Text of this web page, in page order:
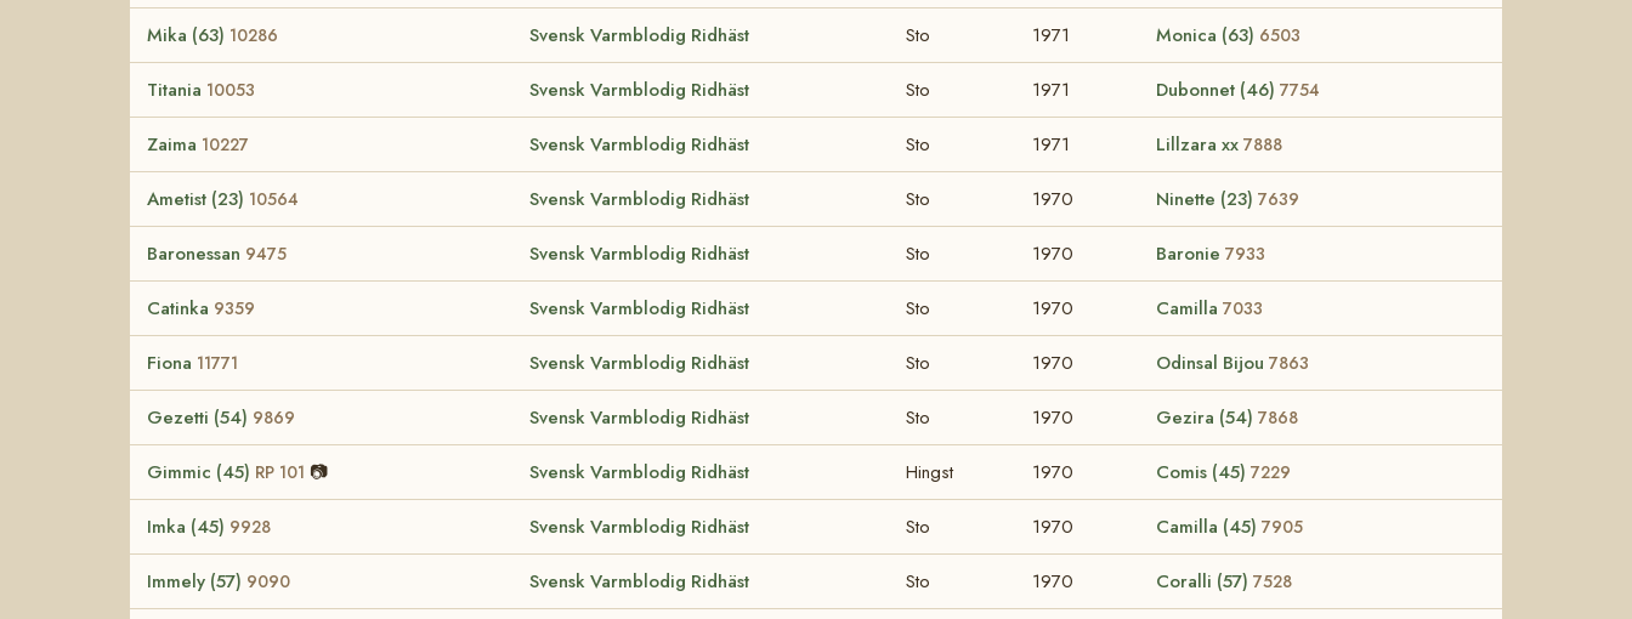
Mika (63) 10286 Svensk Varmblodig Ridhäst Sto 1971 Monica (63) 6503
Titania 10053 Svensk Varmblodig Ridhäst Sto 1971 Dubonnet (46) 7754
Zaima 10227 Svensk Varmblodig Ridhäst Sto 1971 Lillzara xx 7888
Ametist (23) 10564 Svensk Varmblodig Ridhäst Sto 1970 Ninette (23) 7639
Baronessan 9475 Svensk Varmblodig Ridhäst Sto 1970 Baronie 7933
Catinka 9359 Svensk Varmblodig Ridhäst Sto 1970 Camilla 7033
Fiona 11771 Svensk Varmblodig Ridhäst Sto 1970 Odinsal Bijou 7863
Gezetti (54) 9869 Svensk Varmblodig Ridhäst Sto 1970 Gezira (54) 7868
Gimmic (45) RP 101 📷 Svensk Varmblodig Ridhäst Hingst 1970 Comis (45) 7229
Imka (45) 9928 Svensk Varmblodig Ridhäst Sto 1970 Camilla (45) 7905
Immely (57) 9090 Svensk Varmblodig Ridhäst Sto 1970 Coralli (57) 7528